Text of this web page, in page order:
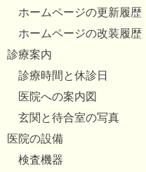
ホームページの更新履歴
ホームページの改装履歴
診療案内
診療時間と休診日
医院への案内図
玄関と待合室の写真
医院の設備
検査機器